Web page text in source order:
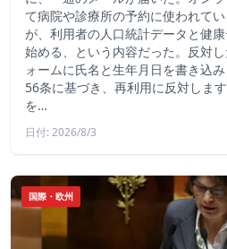
て病院や診療所の予約に使われて
が、利用者の人口統計データと健
始める、という内容だった。反対
ォームに氏名と生年月日を書き込
56条に基づき、再利用に反対しま
を…
日付: 2026/8/3
国際・欧州